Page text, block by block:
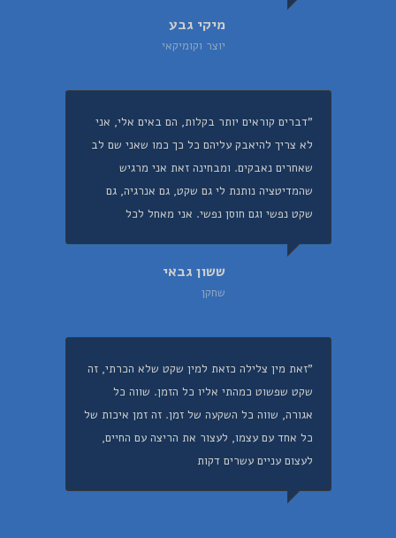
מיקי גבע
יוצר וקומיקאי
"דברים קוראים יותר בקלות, הם באים אלי, אני
לא צריך להיאבק עליהם כל כך כמו שאני שם לב
שאחרים נאבקים. ומבחינה זאת אני מרגיש
שהמדיטציה נותנת לי גם שקט, גם אנרגיה, גם
שקט נפשי וגם חוסן נפשי. אני מאחל לכל
ששון גבאי
שחקן
"זאת מין צלילה כזאת למין שקט שלא הכרתי, זה
שקט שפשוט כמהתי אליו כל הזמן. שווה כל
אגורה, שווה כל השקעה של זמן. זה זמן איכות של
כל אחד עם עצמו, לעצור את הריצה עם החיים,
לעצום עניים עשרים דקות